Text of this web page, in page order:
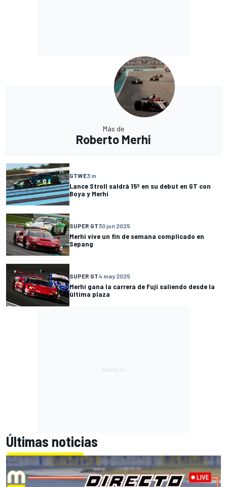
Más de
Roberto Merhi
GTWE3 m
Lance Stroll saldrá 15º en su debut en GT con
Boya y Merhi
SUPER GT30 jun 2025
Merhi vive un fin de semana complicado en
Sepang
SUPER GT4 may 2025
Merhi gana la carrera de Fuji saliendo desde la
última plaza
Últimas noticias